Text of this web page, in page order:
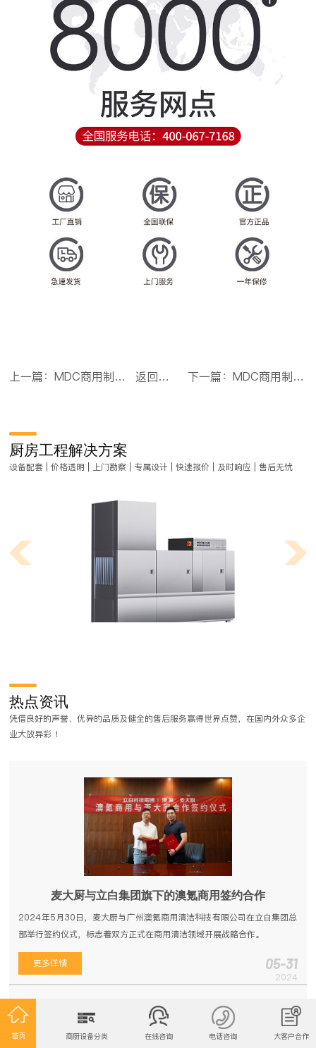
上一篇：MDC商用制冰机斜门风冷款方冰机126冰格 返回目录 下一篇：MDC商用制冰机分体风冷款方冰机156冰格
厨房工程解决方案
设备配套 | 价格透明 | 上门勘察 | 专属设计 | 快速报价 | 及时响应 | 售后无忧
商用厨房工程是一项非常严谨的工作，在做厨房工程对菜式品类、装修风
格要求比较高，需要不同程度的定制工作和流程。那么，商用厨房工程设
计都有哪些流程？
热点资讯
凭借良好的声誉、优异的品质及健全的售后服务赢得世界点赞，在国内外众多企
业大放异彩 ！
麦大厨与立白集团旗下的澳氪商用签约合作
2024年5月30日，麦大厨与广州澳氪商用清洁科技有限公司在立白集团总
部举行签约仪式，标志着双方正式在商用清洁领域开展战略合作。
更多详情 05-31
2024
麦大厨与立白集团旗下的澳氪商用签约合作
2024-05-31
麦大厨受邀参加澳门餐饮业智能升级方案展示会，备受特区领导关注
2024-05-04
首页 商厨设备分类 在线咨询 电话咨询 大客户合作